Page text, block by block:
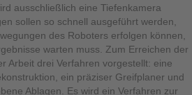
ausschließlich eine Tiefenkamera
sollen so schnell ausgeführt werden,
des Roboters erfolgen können,
warten muss. Zum Erreichen der
Arbeit drei Verfahren vorgestellt: eine
ein präziser Greifplaner und
Ablagen. Es wird ein Verfahren zur